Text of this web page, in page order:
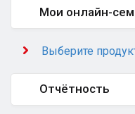
Мои онлайн-
Выберите
Отчётность